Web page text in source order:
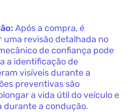
Após a compra, é
uma revisão detalhada no
de confiança pode
a identificação de
visíveis durante a
preventivas são
a vida útil do veículo e
durante a condução.